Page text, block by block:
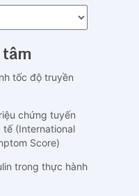
tốc độ truyền
chứng tuyến
(International
Score)
trong thực hành